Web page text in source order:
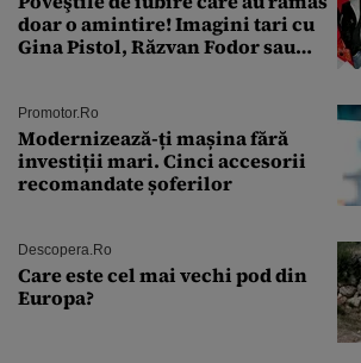
doar o amintire! Imagini tari cu
Gina Pistol, Răzvan Fodor sau
Promotor.ro
Modernizează-ți mașina fără
investiții mari. Cinci accesorii
recomandate șoferilor
Descopera.ro
Care este cel mai vechi pod din
Europa?